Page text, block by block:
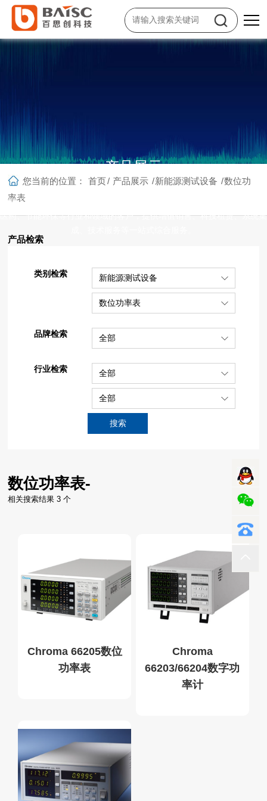
产品展示
面向工业电子制造、通信及信息技术、教育科研、微电子、新能源、生物
医药、节能环保等行业和领域的客户，提供增值销售、科技租赁、系统集
您当前的位置： 首页/ 产品展示 /新能源测试设备 /数位功
率表
产品检索
类别检索 新能源测试设备
数位功率表
品牌检索 全部
行业检索 全部
全部
搜索
数位功率表-
相关搜索结果 3 个
Chroma 66205数位
功率表
Chroma
66203/66204数字功
率计